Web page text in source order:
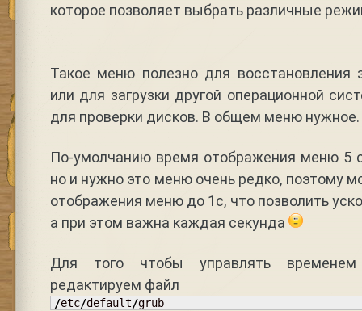
которое позволяет выбрать различные
Такое меню полезно для восстановления
или для загрузки другой операционной
для проверки дисков. В общем меню нужное.
По-умолчанию время отображения меню 5
но и нужно это меню очень редко, поэтому
отображения меню до 1с, что позволить
а при этом важна каждая секунда
Для того чтобы управлять
редактируем файл
/etc/default/grub